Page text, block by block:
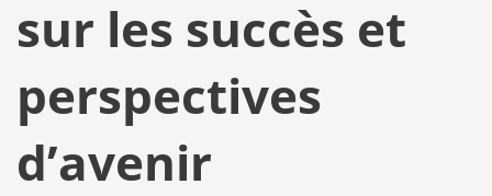
sur les succès et
perspectives
d’avenir